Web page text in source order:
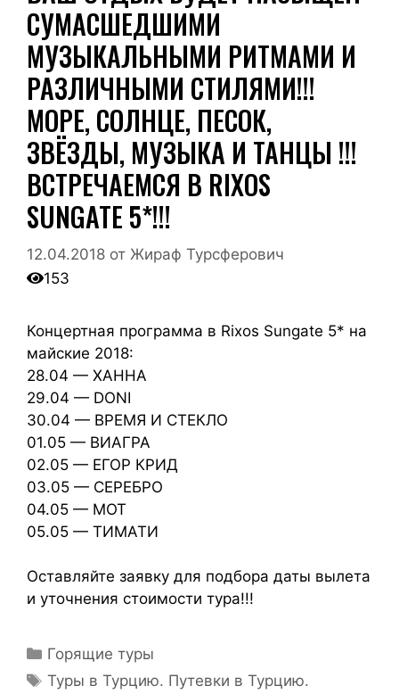
СУМАСШЕДШИМИ
МУЗЫКАЛЬНЫМИ РИТМАМИ И
РАЗЛИЧНЫМИ СТИЛЯМИ!!!
МОРЕ, СОЛНЦЕ, ПЕСОК,
ЗВЁЗДЫ, МУЗЫКА И ТАНЦЫ !!!
ВСТРЕЧАЕМСЯ В RIXOS
SUNGATE 5*!!!
12.04.2018 от Жираф Турсферович
153
Концертная программа в Rixos Sungate 5* на
майские 2018:
28.04 — ХАННА
29.04 — DONI
30.04 — ВРЕМЯ И СТЕКЛО
01.05 — ВИАГРА
02.05 — ЕГОР КРИД
03.05 — СЕРЕБРО
04.05 — МОТ
05.05 — ТИМАТИ
Оставляйте заявку для подбора даты вылета
и уточнения стоимости тура!!!
Горящие туры
Туры в Турцию. Путевки в Турцию.